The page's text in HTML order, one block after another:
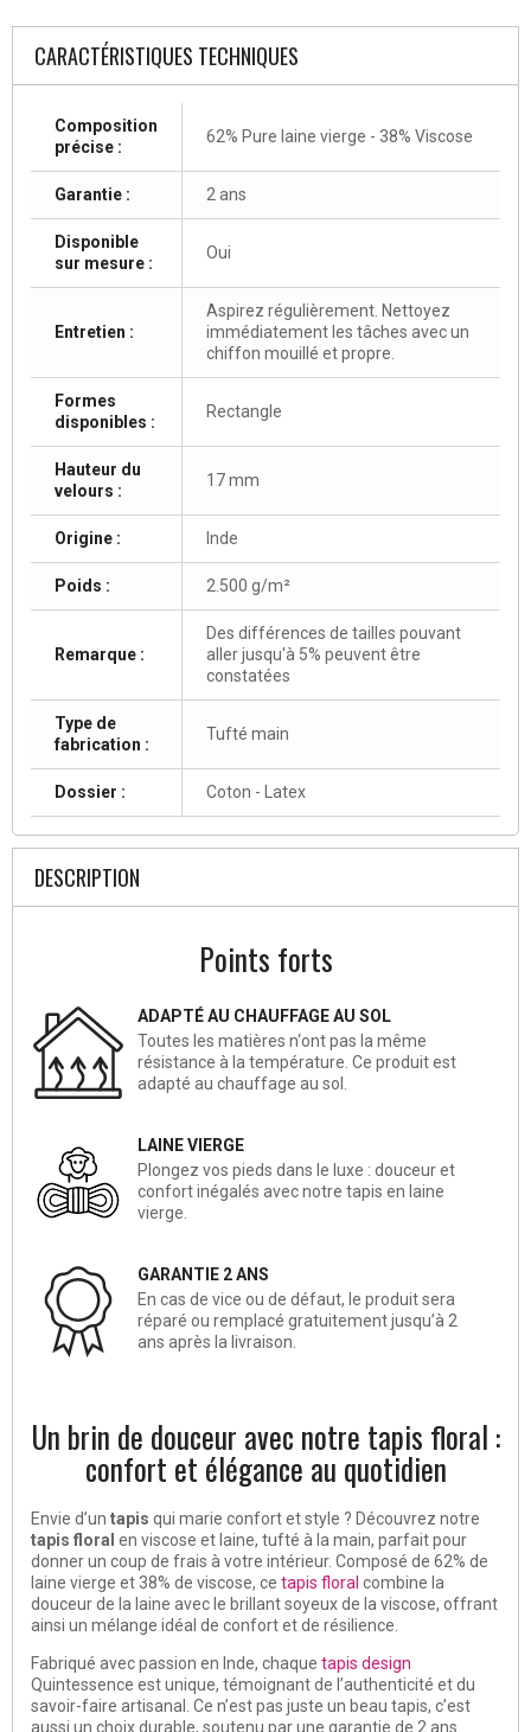
CARACTÉRISTIQUES TECHNIQUES
Composition
précise :
62% Pure laine vierge - 38% Viscose
Garantie : 2 ans
Disponible
sur mesure :
Oui
Entretien :
Aspirez régulièrement. Nettoyez
immédiatement les tâches avec un
chiffon mouillé et propre.
Formes
disponibles :
Rectangle
Hauteur du
velours :
17 mm
Origine : Inde
Poids : 2.500 g/m²
Remarque :
Des différences de tailles pouvant
aller jusqu'à 5% peuvent être
constatées
Type de
fabrication :
Tufté main
Dossier : Coton - Latex
DESCRIPTION
Points forts
ADAPTÉ AU CHAUFFAGE AU SOL
Toutes les matières n‘ont pas la même
résistance à la température. Ce produit est
adapté au chauffage au sol.
LAINE VIERGE
Plongez vos pieds dans le luxe : douceur et
confort inégalés avec notre tapis en laine
vierge.
GARANTIE 2 ANS
En cas de vice ou de défaut, le produit sera
réparé ou remplacé gratuitement jusqu’à 2
ans après la livraison.
Un brin de douceur avec notre tapis floral :
confort et élégance au quotidien
Envie d’un tapis qui marie confort et style ? Découvrez notre
tapis floral en viscose et laine, tufté à la main, parfait pour
donner un coup de frais à votre intérieur. Composé de 62% de
laine vierge et 38% de viscose, ce tapis floral combine la
douceur de la laine avec le brillant soyeux de la viscose, offrant
ainsi un mélange idéal de confort et de résilience.
Fabriqué avec passion en Inde, chaque tapis design
Quintessence est unique, témoignant de l’authenticité et du
savoir-faire artisanal. Ce n’est pas juste un beau tapis, c’est
aussi un choix durable, soutenu par une garantie de 2 ans.